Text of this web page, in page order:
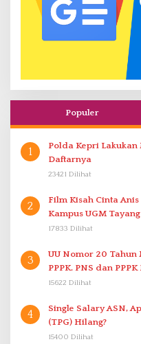
Populer
1
Polda Kepri Lakukan
Daftarnya
23421 Dilihat
2
Film Kisah Cinta
Kampus UGM
17833 Dilihat
3
UU Nomor 20 Tahun
PPPK. PNS dan
15622 Dilihat
4
Single Salary ASN,
(TPG) Hilang?
15400 Dilihat